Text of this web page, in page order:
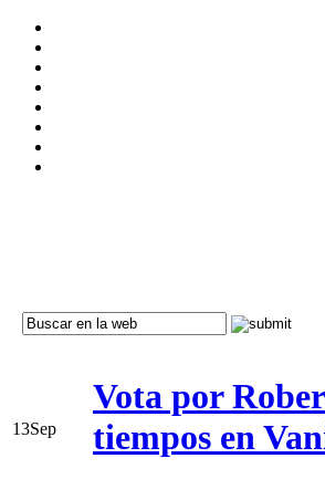
13Sep
Vota por
tiempos en